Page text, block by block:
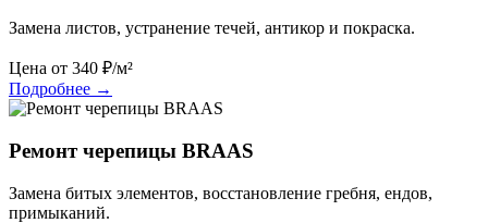
Замена листов, устранение течей, антикор и покраска.
Цена от 340 ₽/м²
Подробнее →
Ремонт черепицы BRAAS
Замена битых элементов, восстановление гребня, ендов,
примыканий.